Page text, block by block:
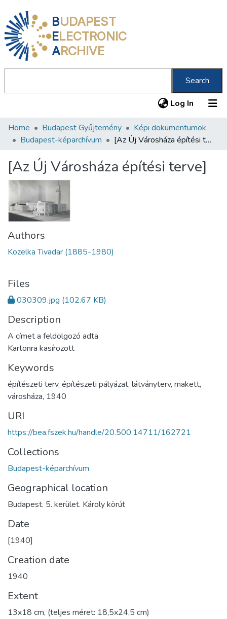
BUDAPEST
ELECTRONIC
ARCHIVE
Search
Log In (current)
Communities & Collections
Statistics
About us
Home Budapest Gyűjtemény
Képi dokumentumok
Budapest-képarchívum
[Az Új Városháza építési terve]
[Az Új Városháza építési terve]
Authors
Kozelka Tivadar (1885-1980)
Files
030309.jpg (102.67 KB)
Description
A címet a feldolgozó adta
Kartonra kasírozott
Keywords
építészeti terv, építészeti pályázat, látványterv, makett,
városháza, 1940
URI
https://bea.fszek.hu/handle/20.500.14711/162721
Collections
Budapest-képarchívum
Geographical location
Budapest. 5. kerület. Károly körút
Date
[1940]
Creation date
1940
Extent
13x18 cm, (teljes méret: 18,5x24,5 cm)